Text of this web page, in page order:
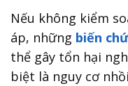
Nếu không kiểm
áp, những biến
thể gây tổn hại
biệt là nguy cơ